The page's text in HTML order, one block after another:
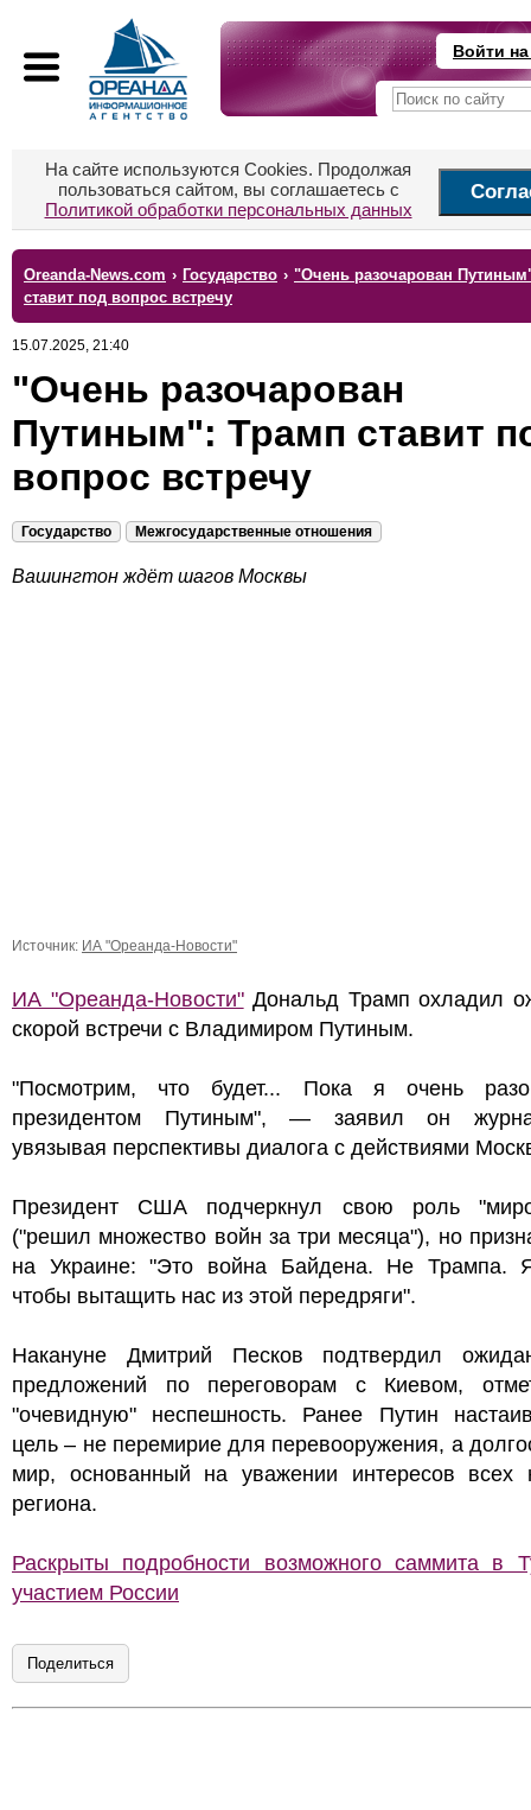
Войти
На сайте используются Cookies. Продолжая
пользоваться сайтом, вы соглашаетесь с
Политикой обработки персональных данных
Oreanda-News.com › Государство › "Очень разочарован
ставит под вопрос встречу
15.07.2025, 21:40
"Очень разочарован
Путиным": Трамп ставит
вопрос встречу
Государство Межгосударственные отношения
Вашингтон ждёт шагов Москвы
Источник: ИА "Ореанда-Новости"
ИА "Ореанда-Новости"Дональд Трамп охладил
скорой встречи с Владимиром Путиным.
"Посмотрим, что будет... Пока я очень
президентом Путиным", — заявил он
увязывая перспективы диалога с действиями
Президент США подчеркнул свою роль
("решил множество войн за три месяца"), но
на Украине: "Это война Байдена. Не Трампа.
чтобы вытащить нас из этой передряги".
Накануне Дмитрий Песков подтвердил
предложений по переговорам с Киевом,
"очевидную" неспешность. Ранее Путин
цель – не перемирие для перевооружения, а
мир, основанный на уважении интересов всех
региона.
Раскрыты подробности возможного саммита в
участием России
Поделиться